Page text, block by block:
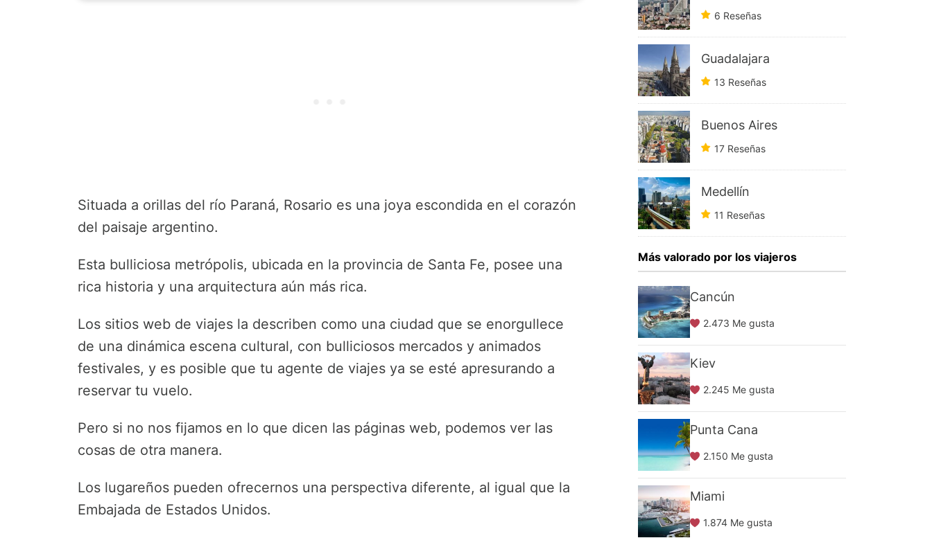
Situada a orillas del río Paraná, Rosario es una joya escondida en el corazón
del paisaje argentino.
Esta bulliciosa metrópolis, ubicada en la provincia de Santa Fe, posee una
rica historia y una arquitectura aún más rica.
Los sitios web de viajes la describen como una ciudad que se enorgullece
de una dinámica escena cultural, con bulliciosos mercados y animados
festivales, y es posible que tu agente de viajes ya se esté apresurando a
reservar tu vuelo.
Pero si no nos fijamos en lo que dicen las páginas web, podemos ver las
cosas de otra manera.
Los lugareños pueden ofrecernos una perspectiva diferente, al igual que la
Embajada de Estados Unidos.
6 Reseñas
Guadalajara
13 Reseñas
Buenos Aires
17 Reseñas
Medellín
11 Reseñas
Más valorado por los viajeros
Cancún
2.473 Me gusta
Kiev
2.245 Me gusta
Punta Cana
2.150 Me gusta
Miami
1.874 Me gusta